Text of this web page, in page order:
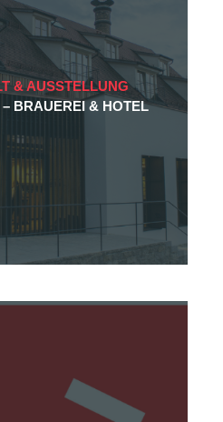
& AUSSTELLUNG
BRAUEREI & HOTEL